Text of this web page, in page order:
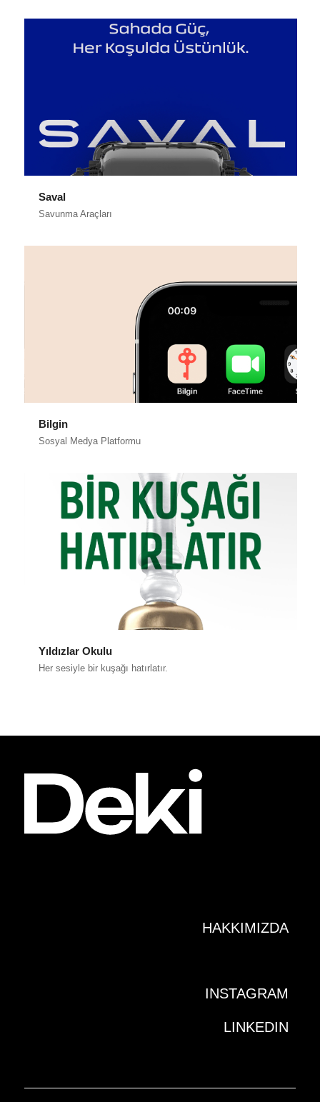
Saval
Savunma Araçları
Bilgin
Sosyal Medya Platformu
Yıldızlar Okulu
Her sesiyle bir kuşağı hatırlatır.
HAKKIMIZDA
INSTAGRAM
LINKEDIN